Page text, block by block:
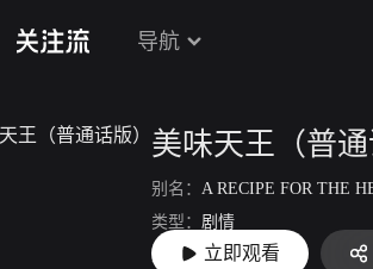
导航
美味天王（普通
别名： A RECIPE FOR THE
类型： 剧情
上映： 1997-11-10
立即观看